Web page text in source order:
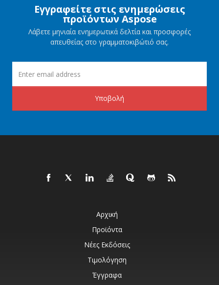
Εγγραφείτε στις ενημερώσεις
προϊόντων Aspose
Λάβετε μηνιαία ενημερωτικά δελτία και προσφορές
απευθείας στο γραμματοκιβώτιό σας.
Υποβολή
Αρχική
Προϊόντα
Νέες Εκδόσεις
Τιμολόγηση
Έγγραφα